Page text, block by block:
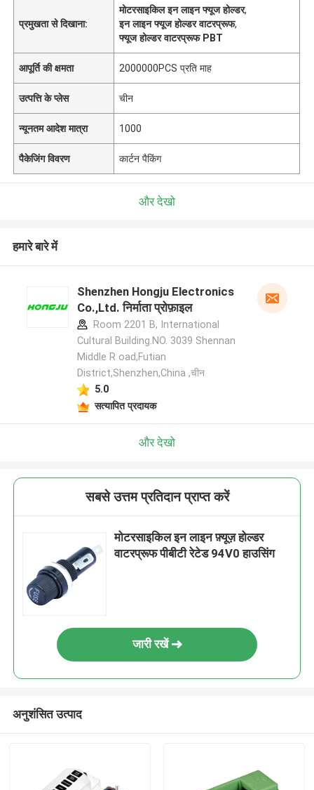
प्रमुखता से दिखाना:
मोटरसाइकिल इन लाइन फ्यूज होल्डर,
इन लाइन फ्यूज होल्डर वाटरप्रूफ,
फ्यूज होल्डर वाटरप्रूफ PBT
आपूर्ति की क्षमता 2000000PCS प्रति माह
उत्पत्ति के प्लेस चीन
न्यूनतम आदेश मात्रा 1000
पैकेजिंग विवरण कार्टन पैकिंग
और देखो
हमारे बारे में
Shenzhen Hongju Electronics
Co.,Ltd. निर्माता प्रोफ़ाइल
Room 2201 B, International
Cultural Building.NO. 3039 Shennan
Middle R oad,Futian
District,Shenzhen,China ,चीन
5.0
सत्यापित प्रदायक
और देखो
सबसे उत्तम प्रतिदान प्राप्त करें
मोटरसाइकिल इन लाइन फ़्यूज़ होल्डर
वाटरप्रूफ पीबीटी रेटेड 94V0 हाउसिंग
जारी रखें
अनुशंसित उत्पाद